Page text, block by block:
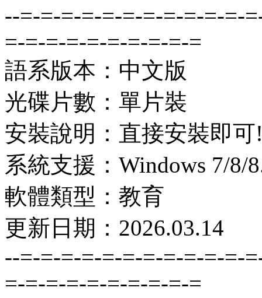
--=-=-=-=-=-=-=-=-=-=-=-
=-=-=-=-=-=-=-=-=-=
語系版本：中文版
光碟片數：單片裝
安裝說明：直接安裝即可
系統支援：Windows 7/8/
軟體類型：教育
更新日期：2026.03.14
--=-=-=-=-=-=-=-=-=-=-=-
=-=-=-=-=-=-=-=-=-=